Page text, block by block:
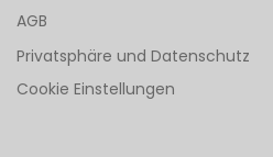
AGB
Privatsphäre und Datenschutz
Cookie Einstellungen